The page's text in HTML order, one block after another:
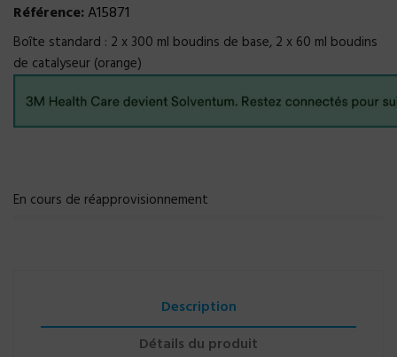
Référence:A15871
Boîte standard : 2 x 300 ml boudins de base, 2 x 60 ml boudins
de catalyseur (orange)
En cours de réapprovisionnement
Description
Détails du produit